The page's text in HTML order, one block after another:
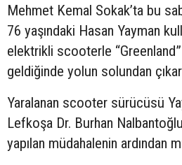
Mehmet Kemal Sokak’ta bu
76 yaşındaki Hasan Yayman
elektrikli scooterle
geldiğinde yolun solundan
Yaralanan scooter sürücüsü
Lefkoşa Dr. Burhan
yapılan müdahalenin ardından